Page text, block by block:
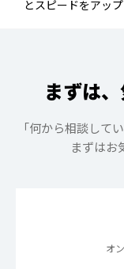
とスピードをアップ
まずは
「何から相談して
まずはお
オ